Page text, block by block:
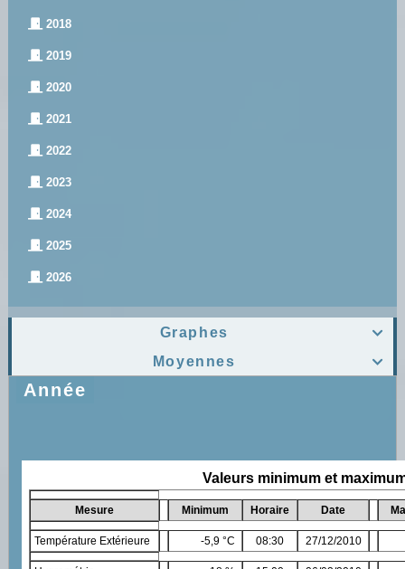
2018
2019
2020
2021
2022
2023
2024
2025
2026

Graphes

Moyennes
Année